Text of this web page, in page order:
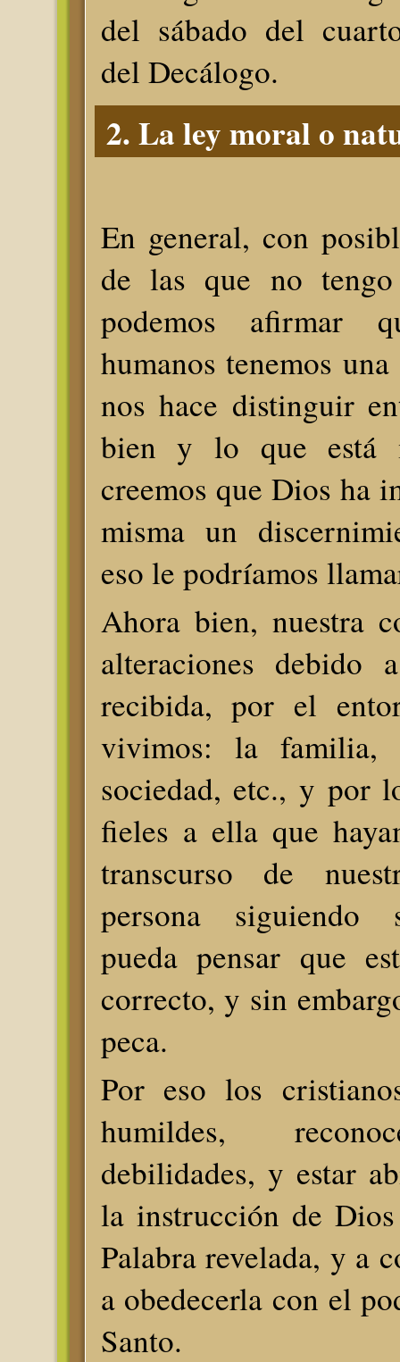
del sábado del
del Decálogo.
2. La ley moral o
En general, con
de las que no tengo
podemos afirmar
humanos tenemos
nos hace distinguir
bien y lo que está
creemos que Dios ha
misma un
eso le podríamos
Ahora bien, nuestra
alteraciones debido
recibida, por el
vivimos: la familia,
sociedad, etc., y por
fieles a ella que
transcurso de
persona siguiendo
pueda pensar que
correcto, y sin
peca.
Por eso los
humildes,
debilidades, y estar
la instrucción de
Palabra revelada, y a
a obedecerla con el
Santo.